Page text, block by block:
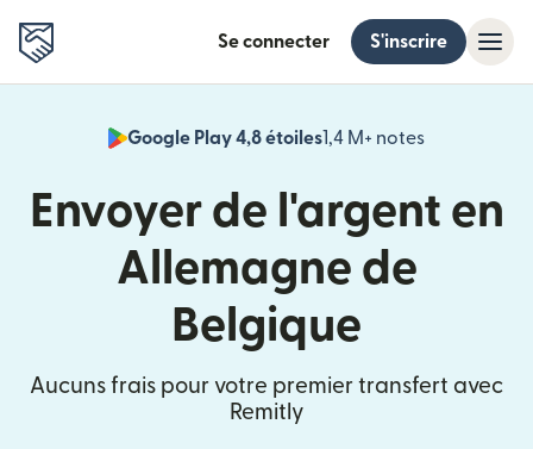
Se connecter S'inscrire
Google Play 4,8 étoiles1,4 M+ notes
Envoyer de l'argent en
Allemagne de
Belgique
Aucuns frais pour votre premier transfert avec
Remitly